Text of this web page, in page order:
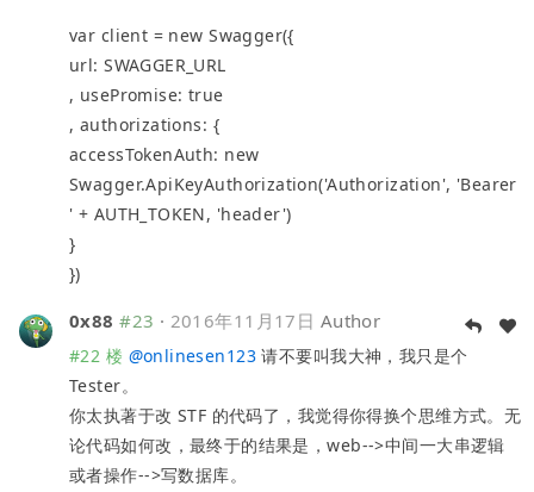
var client = new Swagger({
url: SWAGGER_URL
, usePromise: true
, authorizations: {
accessTokenAuth: new
Swagger.ApiKeyAuthorization('Authorization', 'Bearer
' + AUTH_TOKEN, 'header')
}
})
0x88 #23 · 2016年11月17日 Author
#22 楼 @onlinesen123 请不要叫我大神，我只是个
Tester。
你太执著于改 STF 的代码了，我觉得你得换个思维方式。无
论代码如何改，最终于的结果是，web-->中间一大串逻辑
或者操作-->写数据库。